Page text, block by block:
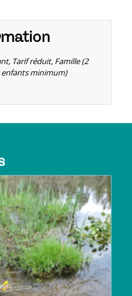
Tarif réduit, Famille (2
enfants minimum)